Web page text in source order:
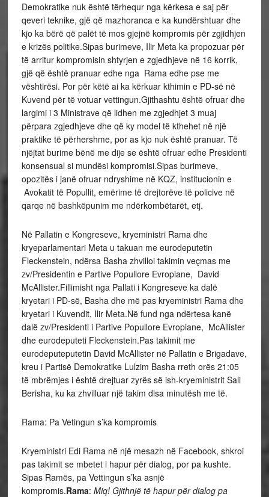
Demokratike nuk është tërhequr nga kërkesa e saj për
qeveri teknike, gjë që mazhoranca e ka kundërshtuar dhe
kjo ka bërë që palët të mos gjejnë kompromis për zgjidhjen
e krizës politike.Sipas burimeve, Ilir Meta ka propozuar për
të arritur kompromisin shtyrjen e zgjedhjeve në 16 korrik,
gjë që është pranuar edhe nga Rama edhe pse me
vështirësi. Por për këtë ai ka kërkuar kthimin e PD-së në
Kuvend për të votuar vettingun.Gjithashtu është ofruar dhe
largimi i 3 Ministrave që lidhen me zgjedhjet 3 muaj
përpara zgjedhjeve dhe që ky model të kthehet në një
praktike të përhershme, por as kjo nuk është pranuar. Të
njëjtat burime bënë me dije se është ofruar edhe Presidenti
konsensual si mundësi kompromisi.Sipas burimeve,
opozitës i janë ofruar ndryshime në KQZ, institucionin e
Avokatit të Popullit, emërime të drejtorëve të policive në
qarqe në bashkëpunim me ndërkombëtarët, etj.
Në Pallatin e Kongreseve, kryeministri Rama dhe
kryeparlamentari Meta u takuan me eurodeputetin
Fleckenstein, ndërsa Basha zhvilloi takimin veçmas me
zv/Presidentin e Partive Popullore Evropiane, David
McAllister.Fillimisht nga Pallati i Kongreseve ka dalë
kryetari i PD-së, Basha dhe më pas kryeministri Rama dhe
kryetari i Kuvendit, Ilir Meta.Në fund nga ndërtesa kanë
dalë zv/Presidenti i Partive Popullore Evropiane, McAllister
dhe eurodeputeti Fleckenstein.Pas takimit me
eurodeputeputetin David McAllister në Pallatin e Brigadave,
kreu i Partisë Demokratike Lulzim Basha rreth orës 21:05
të mbrëmjes i është drejtuar zyrës së ish-kryeministrit Sali
Berisha, ku ka zhvilluar një takim disa minutësh me të.
Rama: Pa Vetingun s’ka kompromis
Kryeministri Edi Rama në një mesazh në Facebook, shkroi
pas takimit se mbetet i hapur për dialog, por pa kushte.
Sipas Ramës, pa Vettingun s’ka asnjë
kompromis.Rama: Miq! Gjithnjë të hapur për dialog pa